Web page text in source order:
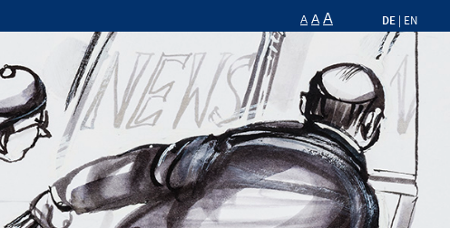
A A A DE | EN